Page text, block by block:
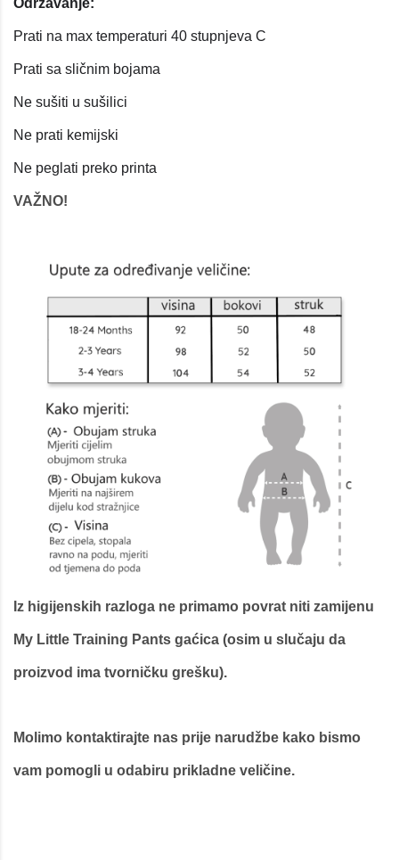
Prati na max temperaturi 40 stupnjeva C
Prati sa sličnim bojama
Ne sušiti u sušilici
Ne prati kemijski
Ne peglati preko printa
VAŽNO!
Iz higijenskih razloga ne primamo povrat niti zamijenu
My Little Training Pants gaćica (osim u slučaju da
proizvod ima tvorničku grešku).
Molimo kontaktirajte nas prije narudžbe kako bismo
vam pomogli u odabiru prikladne veličine.